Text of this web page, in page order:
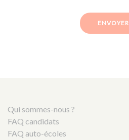
ENVOYER
Qui sommes-nous ?
FAQ candidats
FAQ auto-écoles